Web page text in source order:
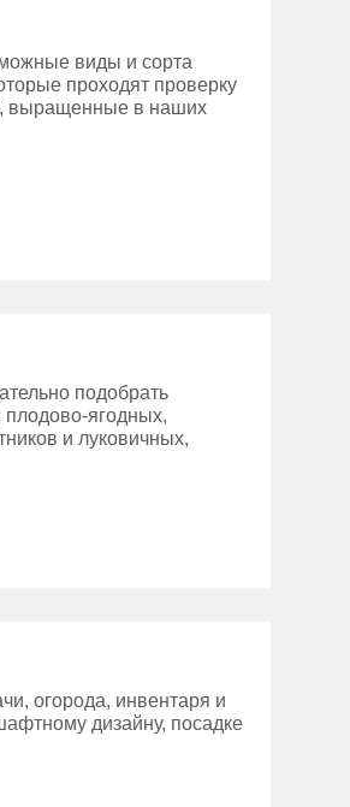
виды и сорта
проходят проверку
выращенные в наших
подобрать
ягодных,
и луковичных,
огорода, инвентаря и
дизайну, посадке